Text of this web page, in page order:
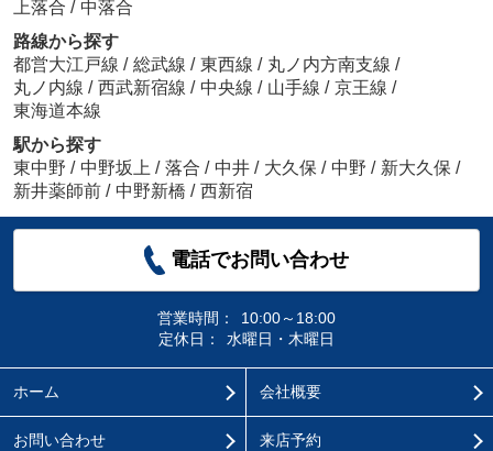
上落合 / 中落合
路線から探す
都営大江戸線 / 総武線 / 東西線 / 丸ノ内方南支線 /
丸ノ内線 / 西武新宿線 / 中央線 / 山手線 / 京王線 /
東海道本線
駅から探す
東中野 / 中野坂上 / 落合 / 中井 / 大久保 / 中野 / 新大久保 /
新井薬師前 / 中野新橋 / 西新宿
電話でお問い合わせ
営業時間：
10:00～18:00
定休日：
水曜日・木曜日
ホーム 会社概要
お問い合わせ 来店予約